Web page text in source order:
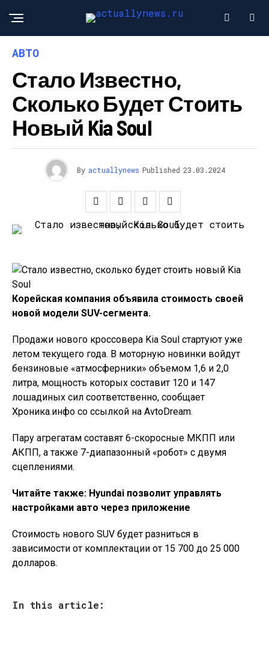
АВТО
Стало Известно,
Сколько Будет Стоить
Новый Kia Soul
By actuallynews Published 23.03.2024
Корейская компания объявила стоимость своей
новой модели SUV-сегмента.
Продажи нового кроссовера Kia Soul стартуют уже
летом текущего года. В моторную новинки войдут
бензиновые «атмосферники» объемом 1,6 и 2,0
литра, мощность которых составит 120 и 147
лошадиных сил соответственно, сообщает
Хроника.инфо со ссылкой на AvtoDream.
Пару агрегатам составят 6-скоросные МКПП или
АКПП, а также 7-диапазонный «робот» с двумя
сцеплениями.
Читайте также: Hyundai позволит управлять
настройками авто через приложение
Стоимость нового SUV будет разниться в
зависимости от комплектации от 15 700 до 25 000
долларов.
In this article: